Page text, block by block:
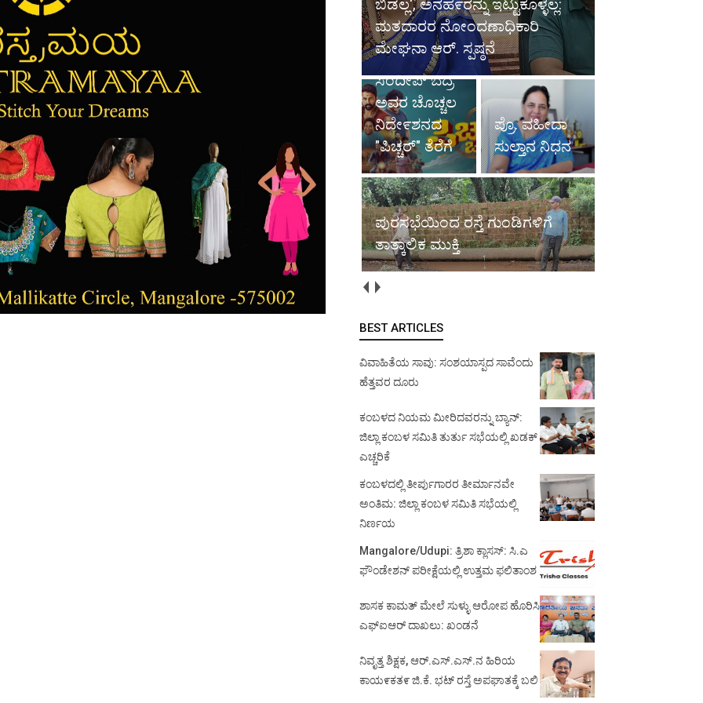
ಬಿಡಲ್ಲ', ಅನಹ೯ರನ್ನು ಇಟ್ಟುಕೊಳ್ಳಲ್ಲ:
ಮತದಾರರ ನೋಂದಣಾಧಿಕಾರಿ
ಮೇಘನಾ ಆರ್. ಸ್ಪಷ್ಠನೆ
ಸಂದೀಪ್ ಬೆದ್ರ
ಅವರ ಚೊಚ್ಚಲ
ನಿದೇ೯ಶನದ
"ಪಿಚ್ಚರ್" ತೆರೆಗೆ
ಪ್ರೊ. ವಹೀದಾ
ಸುಲ್ತಾನ ನಿಧನ
ಪುರಸಭೆಯಿಂದ ರಸ್ತೆ ಗುಂಡಿಗಳಿಗೆ
ತಾತ್ಕಾಲಿಕ ಮುಕ್ತಿ
BEST ARTICLES
ವಿವಾಹಿತೆಯ ಸಾವು: ಸಂಶಯಾಸ್ಪದ ಸಾವೆಂದು
ಹೆತ್ತವರ ದೂರು
ಕಂಬಳದ ನಿಯಮ ಮೀರಿದವರನ್ನು ಬ್ಯಾನ್:
ಜಿಲ್ಲಾ ಕಂಬಳ ಸಮಿತಿ ತುರ್ತು ಸಭೆಯಲ್ಲಿ ಖಡಕ್
ಎಚ್ಚರಿಕೆ
ಕಂಬಳದಲ್ಲಿ ತೀರ್ಪುಗಾರರ ತೀರ್ಮಾನವೇ
ಅಂತಿಮ: ಜಿಲ್ಲಾ ಕಂಬಳ ಸಮಿತಿ ಸಭೆಯಲ್ಲಿ
ನಿರ್ಣಯ
Mangalore/Udupi: ತ್ರಿಶಾ ಕ್ಲಾಸಸ್: ಸಿ.ಎ
ಫೌಂಡೇಶನ್ ಪರೀಕ್ಷೆಯಲ್ಲಿ ಉತ್ತಮ ಫಲಿತಾಂಶ
ಶಾಸಕ ಕಾಮತ್ ಮೇಲೆ ಸುಳ್ಳು ಆರೋಪ ಹೊರಿಸಿ
ಎಫ್‌ಐಆರ್ ದಾಖಲು: ಖಂಡನೆ
ನಿವೃತ್ತ ಶಿಕ್ಷಕ, ಆರ್.ಎಸ್.ಎಸ್.ನ ಹಿರಿಯ
ಕಾಯ೯ಕತ೯ ಜಿ.ಕೆ. ಭಟ್ ರಸ್ತೆ ಅಪಘಾತಕ್ಕೆ ಬಲಿ